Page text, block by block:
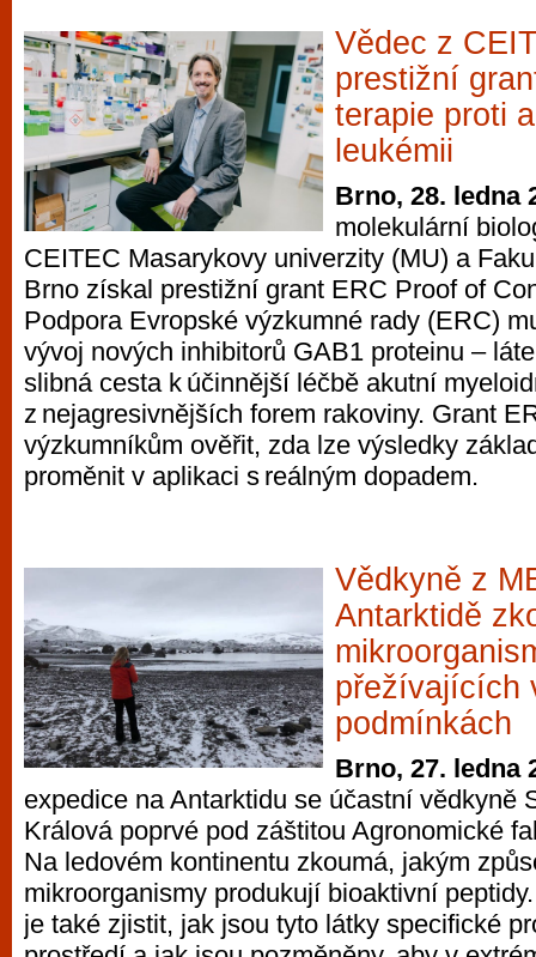
Vědec z
prestižní
terapie proti
leukémii
Brno, 28. ledna
molekulární
CEITEC Masarykovy univerzity (MU) a
Brno získal prestižní grant ERC Proof of
Podpora Evropské výzkumné rady (ERC)
vývoj nových inhibitorů GAB1 proteinu –
slibná cesta k účinnější léčbě akutní
z nejagresivnějších forem rakoviny. Grant
výzkumníkům ověřit, zda lze výsledky
proměnit v aplikaci s reálným dopadem.
Vědkyně z
Antarktidě
přežívajících
podmínkách
Brno, 27. ledna
expedice na Antarktidu se účastní vědkyně
Králová poprvé pod záštitou Agronomické
Na ledovém kontinentu zkoumá, jakým
mikroorganismy produkují bioaktivní
je také zjistit, jak jsou tyto látky specifické